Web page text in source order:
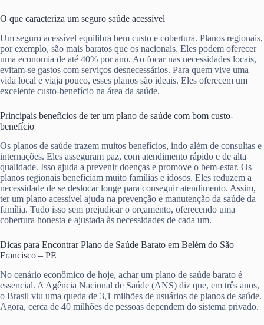
O que caracteriza um seguro saúde acessível
Um seguro acessível equilibra bem custo e cobertura. Planos regionais,
por exemplo, são mais baratos que os nacionais. Eles podem oferecer
uma economia de até 40% por ano. Ao focar nas necessidades locais,
evitam-se gastos com serviços desnecessários. Para quem vive uma
vida local e viaja pouco, esses planos são ideais. Eles oferecem um
excelente custo-benefício na área da saúde.
Principais benefícios de ter um plano de saúde com bom custo-
benefício
Os planos de saúde trazem muitos benefícios, indo além de consultas e
internações. Eles asseguram paz, com atendimento rápido e de alta
qualidade. Isso ajuda a prevenir doenças e promove o bem-estar. Os
planos regionais beneficiam muito famílias e idosos. Eles reduzem a
necessidade de se deslocar longe para conseguir atendimento. Assim,
ter um plano acessível ajuda na prevenção e manutenção da saúde da
família. Tudo isso sem prejudicar o orçamento, oferecendo uma
cobertura honesta e ajustada às necessidades de cada um.
Dicas para Encontrar Plano de Saúde Barato em Belém do São
Francisco – PE
No cenário econômico de hoje, achar um plano de saúde barato é
essencial. A Agência Nacional de Saúde (ANS) diz que, em três anos,
o Brasil viu uma queda de 3,1 milhões de usuários de planos de saúde.
Agora, cerca de 40 milhões de pessoas dependem do sistema privado.